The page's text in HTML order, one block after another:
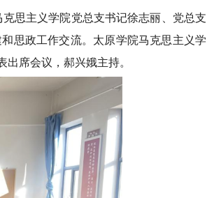
思主义学院党总支书记徐志丽、党总支
思政工作交流。太原学院马克思主义学
席会议，郝兴娥主持。